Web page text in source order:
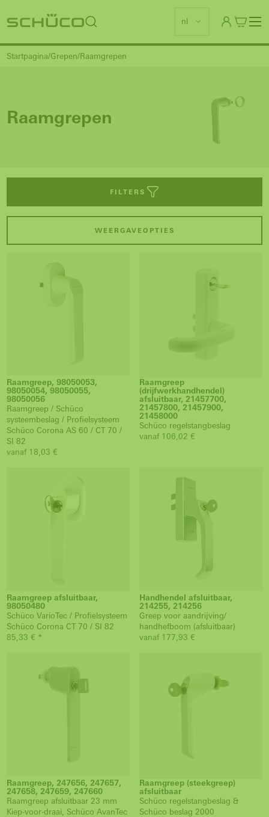
nl
Startpagina Grepen Raamgrepen
Raamgrepen
FILTERS
WEERGAVEOPTIES
Raamgreep, 98050053,
98050054, 98050055,
98050056
Raamgreep / Schüco
systeembeslag / Profielsysteem
Schüco Corona AS 60 / CT 70 /
SI 82
vanaf 18,03 €
Raamgreep
(drijfwerkhandhendel)
afsluitbaar, 21457700,
21457800, 21457900,
21458000
Schüco regelstangbeslag
vanaf 106,02 €
Raamgreep afsluitbaar,
98050480
Schüco VarioTec / Profielsysteem
Schüco Corona CT 70 / SI 82
85,33 € *
Handhendel afsluitbaar,
214255, 214256
Greep voor aandrijving/
handhefboom (afsluitbaar)
vanaf 177,93 €
Raamgreep, 247656, 247657,
247658, 247659, 247660
Raamgreep afsluitbaar 23 mm
Kiep-voor-draai, Schüco AvanTec
Raamgreep (steekgreep)
afsluitbaar
Schüco regelstangbeslag &
Schüco beslag 2000